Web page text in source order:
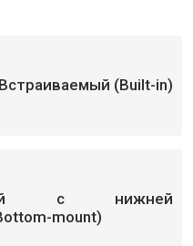
Встраиваемый (Built-in)
с нижней
mount)